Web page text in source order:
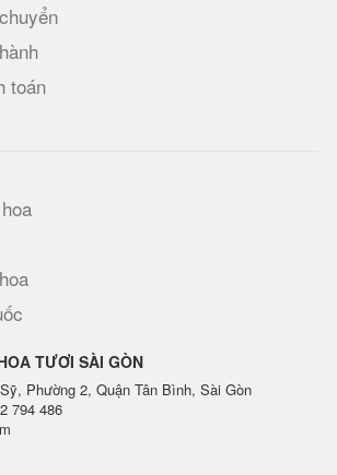
toán
TƯƠI SÀI GÒN
Phường 2, Quận Tân Bình, Sài Gòn
794 486